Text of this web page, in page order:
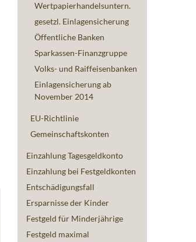
Wertpapierhandelsuntern.
gesetzl. Einlagensicherung
Öffentliche Banken
Sparkassen-Finanzgruppe
Volks- und Raiffeisenbanken
Einlagensicherung ab
November 2014
EU-Richtlinie
Gemeinschaftskonten
Einzahlung Tagesgeldkonto
Einzahlung bei Festgeldkonten
Entschädigungsfall
Ersparnisse der Kinder
Festgeld für Minderjährige
Festgeld maximal